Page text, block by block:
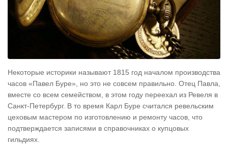
Некоторые историки называют 1815 год началом производства
часов «Павел Буре», но это не совсем правильно. Отец Павла,
вместе со всем семейством, в этом году переехал из Ревеля в
Санкт-Петербург. В то время Карл Буре считался ревельским
цеховым мастером по изготовлению и ремонту часов, что
подтверждается записями в справочниках о купцовых
гильдиях.